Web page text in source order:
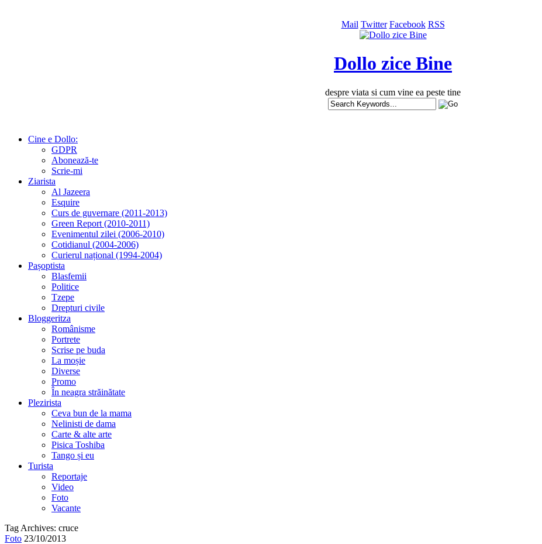
Mail Twitter Facebook RSS
Dollo zice Bine
despre viata si cum vine ea peste tine
Cine e Dollo:
GDPR
Abonează-te
Scrie-mi
Ziarista
Al Jazeera
Esquire
Curs de guvernare (2011-2013)
Green Report (2010-2011)
Evenimentul zilei (2006-2010)
Cotidianul (2004-2006)
Curierul național (1994-2004)
Pașoptista
Blasfemii
Politice
Tzepe
Drepturi civile
Bloggeritza
Românisme
Portrete
Scrise pe buda
La moșie
Diverse
Promo
În neagra străinătate
Plezirista
Ceva bun de la mama
Nelinisti de dama
Carte & alte arte
Pisica Toshiba
Tango și eu
Turista
Reportaje
Video
Foto
Vacante
Tag Archives: cruce
Foto 23/10/2013